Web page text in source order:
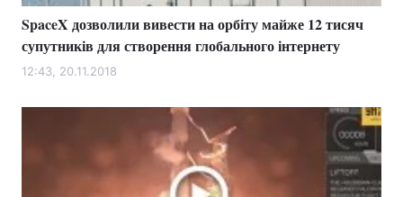
SpaceX дозволили вивести на орбіту майже 12 тисяч
супутників для створення глобального інтернету
12:43, 20.11.2018